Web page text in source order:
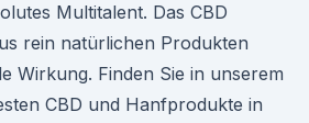
Multitalent. Das CBD
rein natürlichen Produkten
Wirkung. Finden Sie in unserem
CBD und Hanfprodukte in